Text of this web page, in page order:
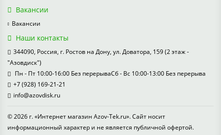
Вакансии
Вакансии
Наши контакты
344090, Россия, г. Ростов на Дону, ул. Доватора, 159 (2 этаж -
"Азовдиск")
Пн - Пт 10:00-16:00 Без перерываСб - Вс 10:00-13:00 Без перерыва
+7 (928) 169-21-21
info@azovdisk.ru
© 2026 г. «Интернет магазин Azov-Tek.ru». Сайт носит
информационный характер и не является публичной офертой.